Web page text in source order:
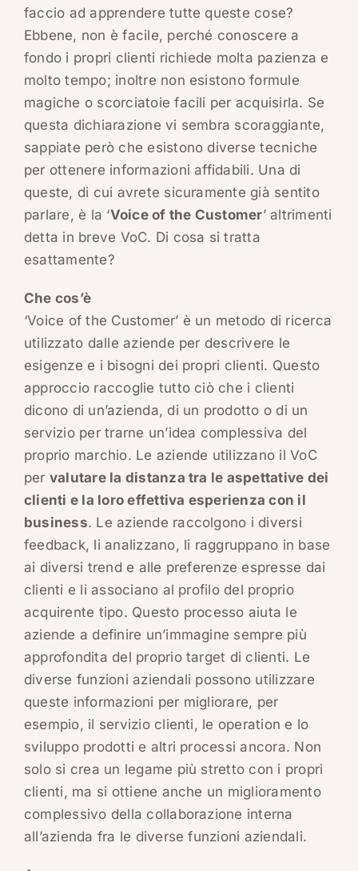
faccio ad apprendere tutte queste cose?
Ebbene, non è facile, perché conoscere a
fondo i propri clienti richiede molta pazienza e
molto tempo; inoltre non esistono formule
magiche o scorciatoie facili per acquisirla. Se
questa dichiarazione vi sembra scoraggiante,
sappiate però che esistono diverse tecniche
per ottenere informazioni affidabili. Una di
queste, di cui avrete sicuramente già sentito
parlare, è la ‘Voice of the Customer’ altrimenti
detta in breve VoC. Di cosa si tratta
esattamente?
Che cos’è
‘Voice of the Customer’ è un metodo di ricerca
utilizzato dalle aziende per descrivere le
esigenze e i bisogni dei propri clienti. Questo
approccio raccoglie tutto ciò che i clienti
dicono di un’azienda, di un prodotto o di un
servizio per trarne un’idea complessiva del
proprio marchio. Le aziende utilizzano il VoC
per valutare la distanza tra le aspettative dei
clienti e la loro effettiva esperienza con il
business. Le aziende raccolgono i diversi
feedback, li analizzano, li raggruppano in base
ai diversi trend e alle preferenze espresse dai
clienti e li associano al profilo del proprio
acquirente tipo. Questo processo aiuta le
aziende a definire un’immagine sempre più
approfondita del proprio target di clienti. Le
diverse funzioni aziendali possono utilizzare
queste informazioni per migliorare, per
esempio, il servizio clienti, le operation e lo
sviluppo prodotti e altri processi ancora. Non
solo si crea un legame più stretto con i propri
clienti, ma si ottiene anche un miglioramento
complessivo della collaborazione interna
all’azienda fra le diverse funzioni aziendali.